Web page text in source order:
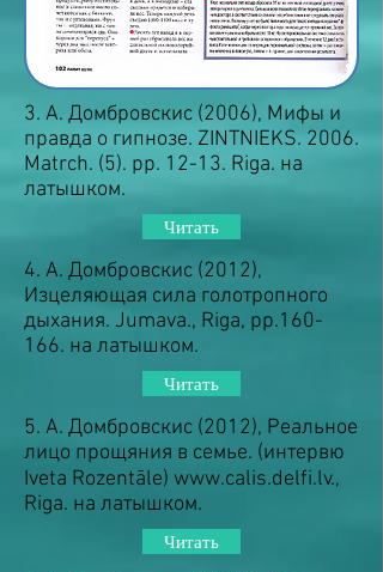
3. А. Домбровскис (2006), Мифы и
правда о гипнозе. ZINTNIEKS. 2006.
Matrch. (5). pp. 12-13. Riga. на
латышком.
4. А. Домбровскис (2012),
Изцеляющая сила голотропного
дыхания. Jumava., Riga, pp.160-
166. на латышком.
5. А. Домбровскис (2012), Реальное
лицо прощяния в семье. (интервю
Iveta Rozentāle) www.calis.delfi.lv.,
Riga. на латышком.
Читать
Читать
Читать